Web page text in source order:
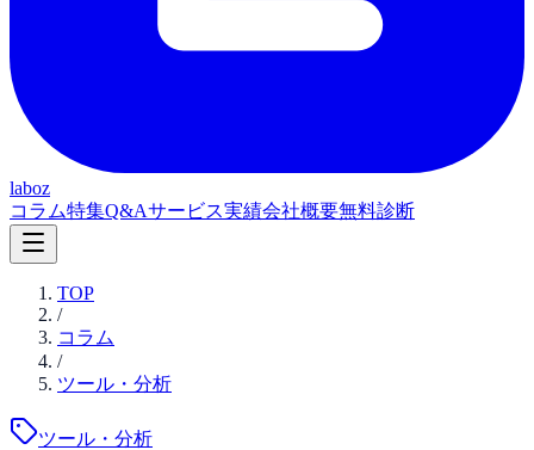
laboz
コラム特集Q&Aサービス実績会社概要無料診断
TOP
/
コラム
/
ツール・分析
ツール・分析